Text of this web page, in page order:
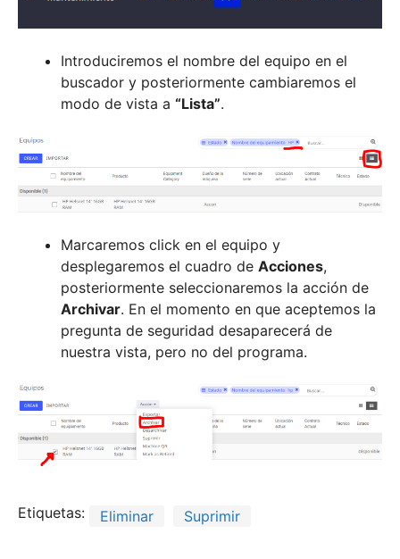
Introduciremos el nombre del equipo en el
buscador y posteriormente cambiaremos el
modo de vista a “Lista”.
Marcaremos click en el equipo y
desplegaremos el cuadro de Acciones,
posteriormente seleccionaremos la acción de
Archivar. En el momento en que aceptemos la
pregunta de seguridad desaparecerá de
nuestra vista, pero no del programa.
Etiquetas: Eliminar Suprimir